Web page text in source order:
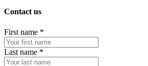
Contact us
First name *
Last name *